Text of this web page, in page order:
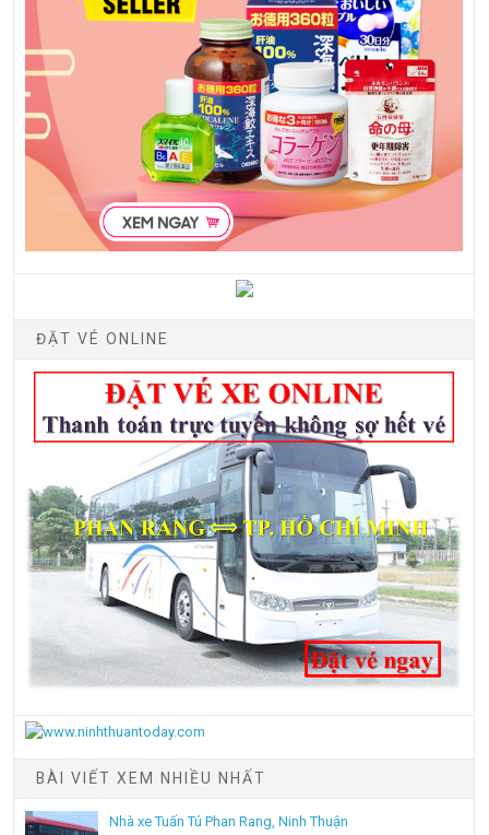
ĐẶT VÉ ONLINE
BÀI VIẾT XEM NHIỀU NHẤT
Nhà xe Tuấn Tú Phan Rang, Ninh Thuận